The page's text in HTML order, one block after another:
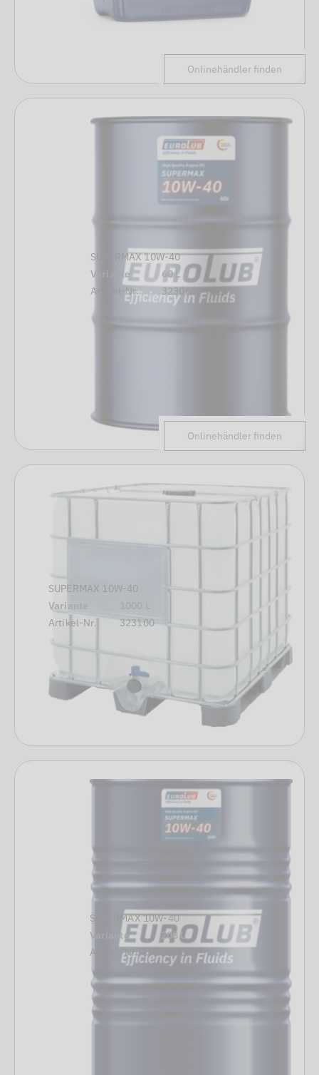
Onlinehändler finden
SUPERMAX 10W-40
Variante
60 L
Artikel-Nr.
323060
Onlinehändler finden
SUPERMAX 10W-40
Variante
Artikel-Nr.
323100
SUPERMAX 10W-40
Variante
208 L
Artikel-Nr.
323208